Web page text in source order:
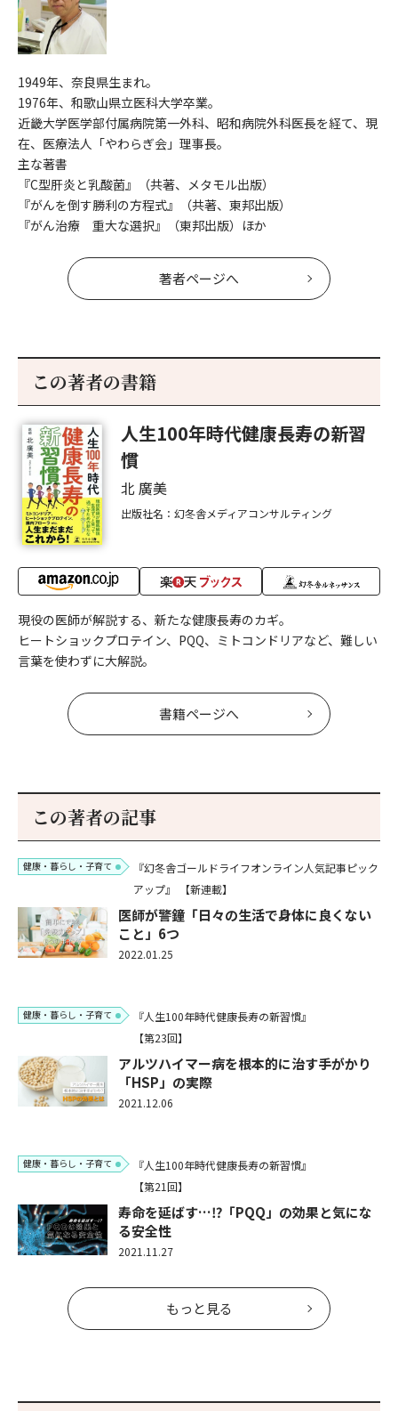
1949年、奈良県生まれ。
1976年、和歌山県立医科大学卒業。
近畿大学医学部付属病院第一外科、昭和病院外科医長を経て、現
在、医療法人「やわらぎ会」理事長。
主な著書
『C型肝炎と乳酸菌』（共著、メタモル出版）
『がんを倒す勝利の方程式』（共著、東邦出版）
『がん治療 重大な選択』（東邦出版）ほか
著者ページへ
この著者の書籍
人生100年時代健康長寿の新習
慣
北 廣美
出版社名：幻冬舎メディアコンサルティング
現役の医師が解説する、新たな健康長寿のカギ。
ヒートショックプロテイン、PQQ、ミトコンドリアなど、難しい
言葉を使わずに大解説。
書籍ページへ
この著者の記事
健康・暮らし・子育て
『幻冬舎ゴールドライフオンライン人気記事ピック
アップ』
【新連載】
医師が警鐘「日々の生活で身体に良くない
こと」6つ
2022.01.25
健康・暮らし・子育て
『人生100年時代健康長寿の新習慣』
【第23回】
アルツハイマー病を根本的に治す手がかり
「HSP」の実際
2021.12.06
健康・暮らし・子育て
『人生100年時代健康長寿の新習慣』
【第21回】
寿命を延ばす…⁉「PQQ」の効果と気にな
る安全性
2021.11.27
もっと見る